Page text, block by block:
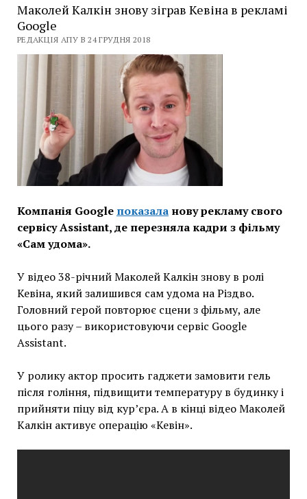
Маколей Калкін знову зіграв Кевіна в рекламі
Google
РЕДАКЦІЯ АПУ В 24 ГРУДНЯ 2018
Компанія Google показаланову рекламу свого
сервісу Assistant, де перезняла кадри з фільму
«Сам удома».
У відео 38-річний Маколей Калкін знову в ролі
Кевіна, який залишився сам удома на Різдво.
Головний герой повторює сцени з фільму, але
цього разу – використовуючи сервіс Google
Assistant.
У ролику актор просить гаджети замовити гель
після гоління, підвищити температуру в будинку і
прийняти піцу від кур’єра. А в кінці відео Маколей
Калкін активує операцію «Кевін».